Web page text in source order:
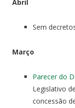
Abril
Sem
Março
Parecer do
Legislativo
concessão